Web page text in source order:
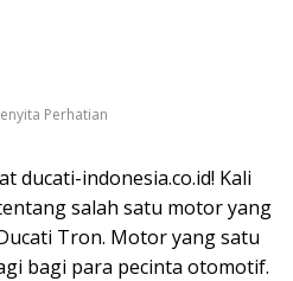
Perhatian
ducati-indonesia.co.id! Kali
salah satu motor yang
Tron. Motor yang satu
bagi para pecinta otomotif.